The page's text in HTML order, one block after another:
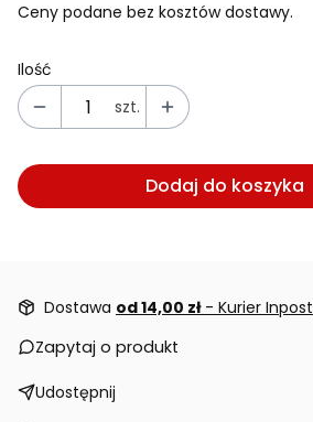
Ceny podane bez kosztów dostawy.
Ilość
szt.
Dodaj do koszyka
Dostawa od 14,00 zł - Kurier Inpost
Zapytaj o produkt
Udostępnij